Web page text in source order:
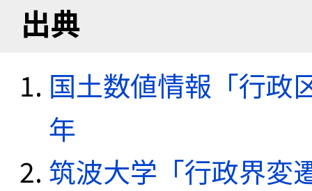
出典
国土数値情報「行政
年
筑波大学「行政界変